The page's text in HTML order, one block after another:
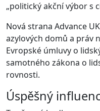
„politický akční výbor s
Nová strana Advance
azylových domů a práv
Evropské úmluvy o
samotného zákona o
rovnosti.
Úspěšný